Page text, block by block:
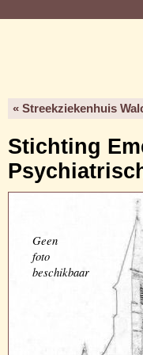
« Streekziekenhuis
Stichting
Geen
foto
beschikbaar